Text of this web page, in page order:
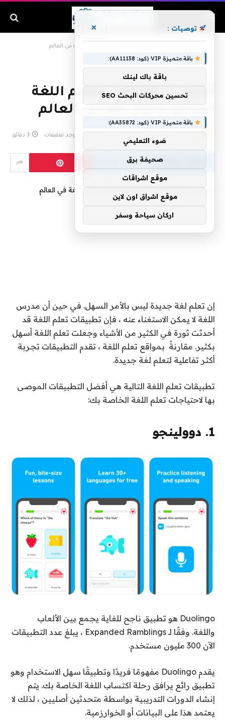
أفضل 5 تطبيقات لتعلم اللغة
الإنجليزية وأي لغة في العالم
لا توجد تعليقات 3 دقائق
إن تعلم لغة جديدة ليس بالأمر السهل. في حين أن مدرس
اللغة لا يمكن الاستغناء عنه ، فإن تطبيقات تعلم اللغة قد
أحدثت ثورة في الكثير من الأشياء وجعلت تعلم اللغة أسهل
بكثير. مقارنةً بمواقع تعلم اللغة ، تقدم التطبيقات تجربة
أكثر تفاعلية لتعلم لغة جديدة.
تطبيقات تعلم اللغة التالية هي أفضل التطبيقات الموصى
بها لاحتياجات تعلم اللغة الخاصة بك:
1. دوولينجو
Duolingo هو تطبيق ناجح للغاية يجمع بين الألعاب
واللغة. وفقًا لـ Expanded Ramblings ، يبلغ عدد التطبيقات
الآن 300 مليون مستخدم.
يقدم Duolingo مفهومًا فريدًا وتطبيقًا سهل الاستخدام وهو
تطبيق رائع يرافق رحلة اكتساب اللغة الخاصة بك. يتم
إنشاء الدورات التدريبية بواسطة متحدثين أصليين ، لذلك لا
يعتمد هذا على البيانات أو الخوارزمية.
توصيات : ×
باقة متميزة VIP (كود: AA11138):
باقة باك لينك
تحسين محركات البحث SEO
باقة متميزة VIP (كود: AA35872):
ضوء التعليمي
صحيفة برق
موقع اشراقات
موقع اشراق اون لاين
اركان سياحة وسفر